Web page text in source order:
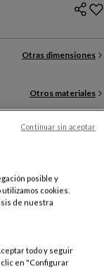
Otras dimensiones
Otros materiales
de cojines
una instalación
este modelo
posible y
cookies.
de nuestra
todo y seguir
en "Configurar
Continuar sin aceptar